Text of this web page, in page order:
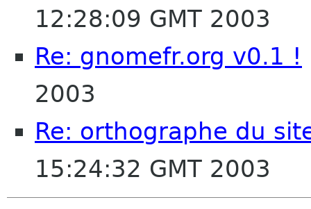
12:28:09 GMT 2003
Re: gnomefr.org v0.1 !
2003
Re: orthographe du
15:24:32 GMT 2003